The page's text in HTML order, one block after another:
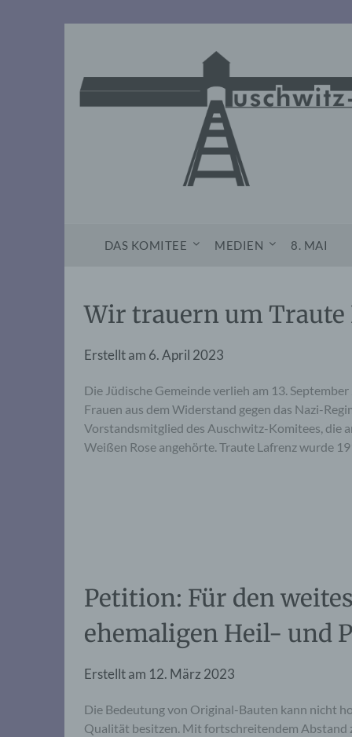
DAS KOMITEE MEDIEN 8. MAI
Wir trauern um Traute
Erstellt am 6. April 2023
Die Jüdische Gemeinde verlieh am 13.
Frauen aus dem Widerstand gegen das Nazi-
Vorstandsmitglied des Auschwitz-Komitees, die
Weißen Rose angehörte. Traute Lafrenz wurde
Petition: Für den
ehemaligen Heil- und
Erstellt am 12. März 2023
Die Bedeutung von Original-Bauten kann nicht
Qualität besitzen. Mit fortschreitendem Abstand